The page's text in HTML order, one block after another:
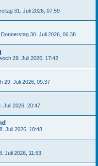
31. Juli 2026, 07:59
Donnerstag 30. Juli 2026, 06:38
29. Juli 2026, 17:42
29. Juli 2026, 09:37
Juli 2026, 20:47
Juli 2026, 18:48
Juli 2026, 11:53